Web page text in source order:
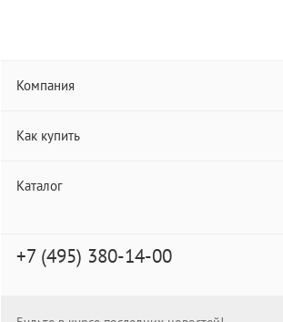
Компания
Как купить
Каталог
+7 (495) 380-14-00